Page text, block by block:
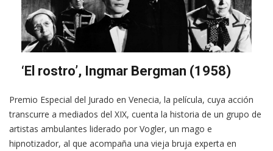
‘El rostro’, Ingmar Bergman (1958)
Premio Especial del Jurado en Venecia, la película, cuya acción
transcurre a mediados del XIX, cuenta la historia de un grupo de
artistas ambulantes liderado por Vogler, un mago e
hipnotizador, al que acompaña una vieja bruja experta en